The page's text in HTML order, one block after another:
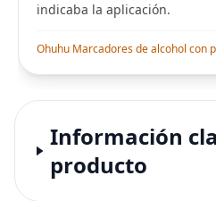
indicaba la aplicación.
Información
producto